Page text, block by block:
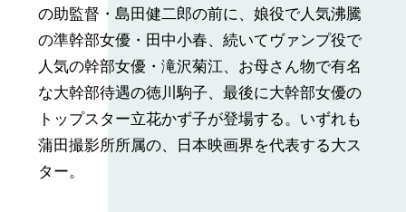
の助監督・島田健二郎の前に、娘役で人気沸騰
の準幹部女優・田中小春、続いてヴァンプ役で
人気の幹部女優・滝沢菊江、お母さん物で有名
な大幹部待遇の徳川駒子、最後に大幹部女優の
トップスター立花かず子が登場する。いずれも
蒲田撮影所所属の、日本映画界を代表する大ス
ター。